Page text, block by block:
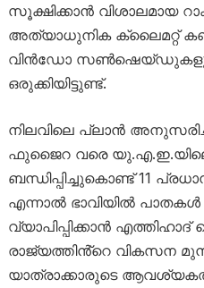
സൂക്ഷിക്കാൻ വിശാലമായ
അത്യാധുനിക ക്ലൈമറ്റ്
വിൻഡോ സൺഷെയ്ഡുകളും
ഒരുക്കിയിട്ടുണ്ട്.
നിലവിലെ പ്ലാൻ
ഫുജൈറ വരെ
ബന്ധിപ്പിച്ചുകൊണ്ട് 11
എന്നാൽ ഭാവിയിൽ
വ്യാപിപ്പിക്കാൻ എത്തിഹാദ്
രാജ്യത്തിൻ്റെ വികസന
യാത്രാക്കാരുടെ